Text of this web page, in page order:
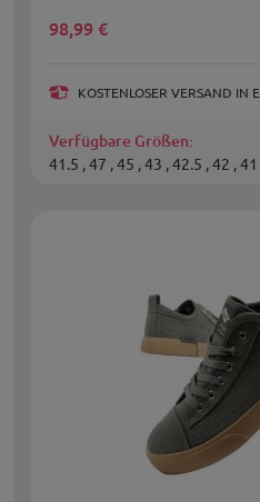
98,99 €
KOSTENLOSER VERSAND IN
Verfügbare Größen:
41.5 , 47 , 45 , 43 , 42.5 , 42 , 41